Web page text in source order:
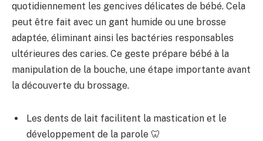
quotidiennement les gencives délicates de bébé. Cela
peut être fait avec un gant humide ou une brosse
adaptée, éliminant ainsi les bactéries responsables
ultérieures des caries. Ce geste prépare bébé à la
manipulation de la bouche, une étape importante avant
la découverte du brossage.
Les dents de lait facilitent la mastication et le
développement de la parole 🦷